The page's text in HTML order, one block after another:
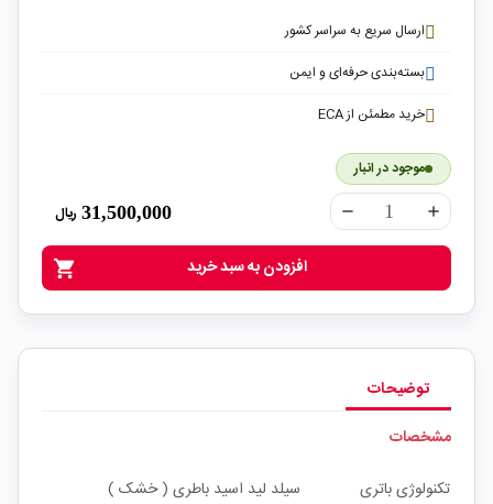
ارسال سریع به سراسر کشور
بسته‌بندی حرفه‌ای و ایمن
خرید مطمئن از ECA
موجود در انبار
remove add
31,500,000 ریال
shopping_cart افزودن به سبد خرید
توضیحات
مشخصات
تکنولوژی باتری
سیلد لید اسید باطری ( خشک )